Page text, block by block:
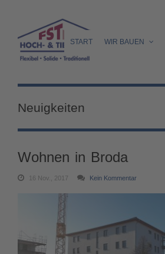
START WIR BAUEN
Neuigkeiten
Wohnen in Broda
16 Nov., 2017 Kein Kommentar